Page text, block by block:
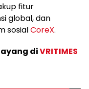
fitur
global, dan
sosialCoreX.
diVRITIMES